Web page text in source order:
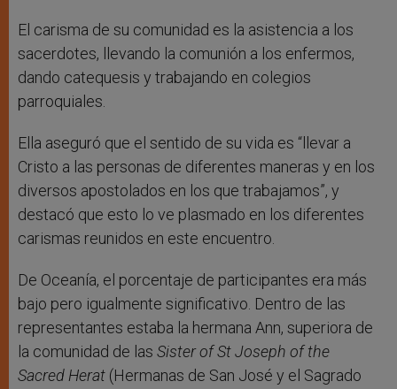
El carisma de su comunidad es la asistencia a los
sacerdotes, llevando la comunión a los enfermos,
dando catequesis y trabajando en colegios
parroquiales.
Ella aseguró que el sentido de su vida es “llevar a
Cristo a las personas de diferentes maneras y en los
diversos apostolados en los que trabajamos”, y
destacó que esto lo ve plasmado en los diferentes
carismas reunidos en este encuentro.
De Oceanía, el porcentaje de participantes era más
bajo pero igualmente significativo. Dentro de las
representantes estaba la hermana Ann, superiora de
la comunidad de las Sister of St Joseph of the
Sacred Herat (Hermanas de San José y el Sagrado